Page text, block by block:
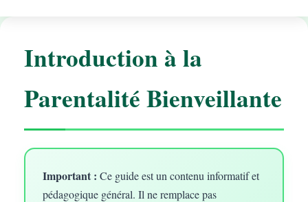
Introduction à la
Parentalité Bienveillante
Important : Ce guide est un contenu informatif et
pédagogique général. Il ne remplace pas